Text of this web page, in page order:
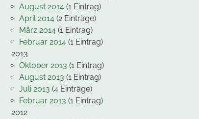
August 2014 (1 Eintrag)
April 2014 (2 Einträge)
März 2014 (1 Eintrag)
Februar 2014 (1 Eintrag)
2013
Oktober 2013 (1 Eintrag)
August 2013 (1 Eintrag)
Juli 2013 (4 Einträge)
Februar 2013 (1 Eintrag)
2012